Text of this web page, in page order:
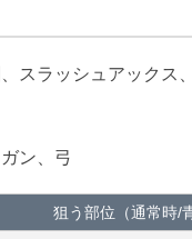
スラッシュアックス
ン、弓
狙う部位（通常時/